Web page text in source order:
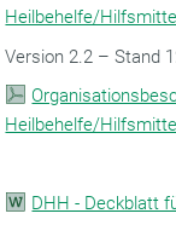
Heilbehelfe/
Version 2.2 – Stand
Heilbehelfe/
DHH - Deckblatt